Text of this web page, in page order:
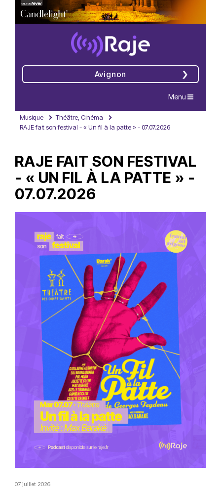
Avignon
Navigation
Menu
Musique
Théâtre, Cinéma
RAJE fait son festival - « Un fil à la patte » - 07.07.2026
RAJE FAIT SON FESTIVAL
- « UN FIL À LA PATTE » -
07.07.2026
07 juillet 2026